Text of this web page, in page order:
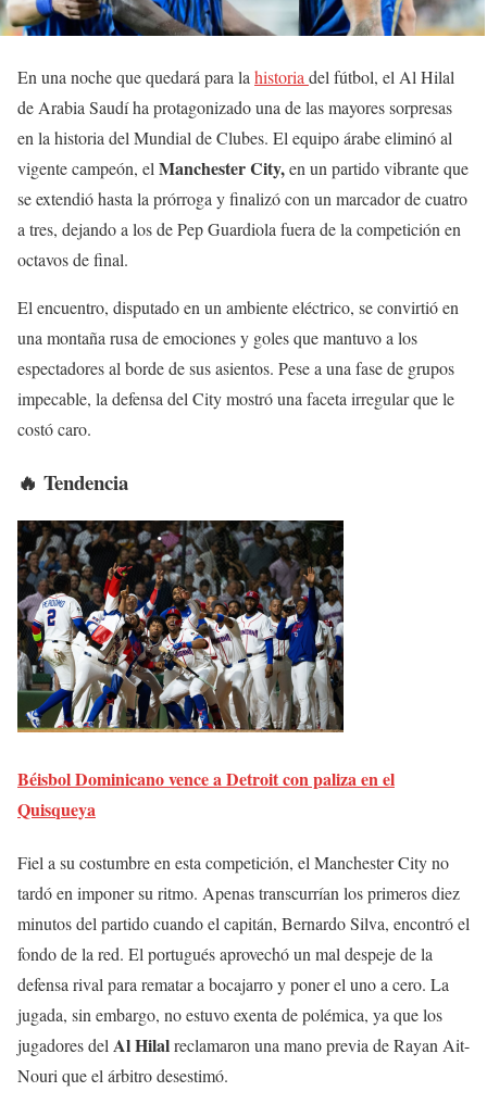
En una noche que quedará para lahistoriadel fútbol, el Al Hilal
de Arabia Saudí ha protagonizado una de las mayores sorpresas
en la historia del Mundial de Clubes. El equipo árabe eliminó al
vigente campeón, elManchester City,en un partido vibrante que
se extendió hasta la prórroga y finalizó con un marcador de cuatro
a tres, dejando a los de Pep Guardiola fuera de la competición en
octavos de final.
El encuentro, disputado en un ambiente eléctrico, se convirtió en
una montaña rusa de emociones y goles que mantuvo a los
espectadores al borde de sus asientos. Pese a una fase de grupos
impecable, la defensa del City mostró una faceta irregular que le
costó caro.
🔥 Tendencia
Béisbol Dominicano vence a Detroit con paliza en el
Quisqueya
Fiel a su costumbre en esta competición, el Manchester City no
tardó en imponer su ritmo. Apenas transcurrían los primeros diez
minutos del partido cuando el capitán, Bernardo Silva, encontró el
fondo de la red. El portugués aprovechó un mal despeje de la
defensa rival para rematar a bocajarro y poner el uno a cero. La
jugada, sin embargo, no estuvo exenta de polémica, ya que los
jugadores delAl Hilalreclamaron una mano previa de Rayan Ait-
Nouri que el árbitro desestimó.